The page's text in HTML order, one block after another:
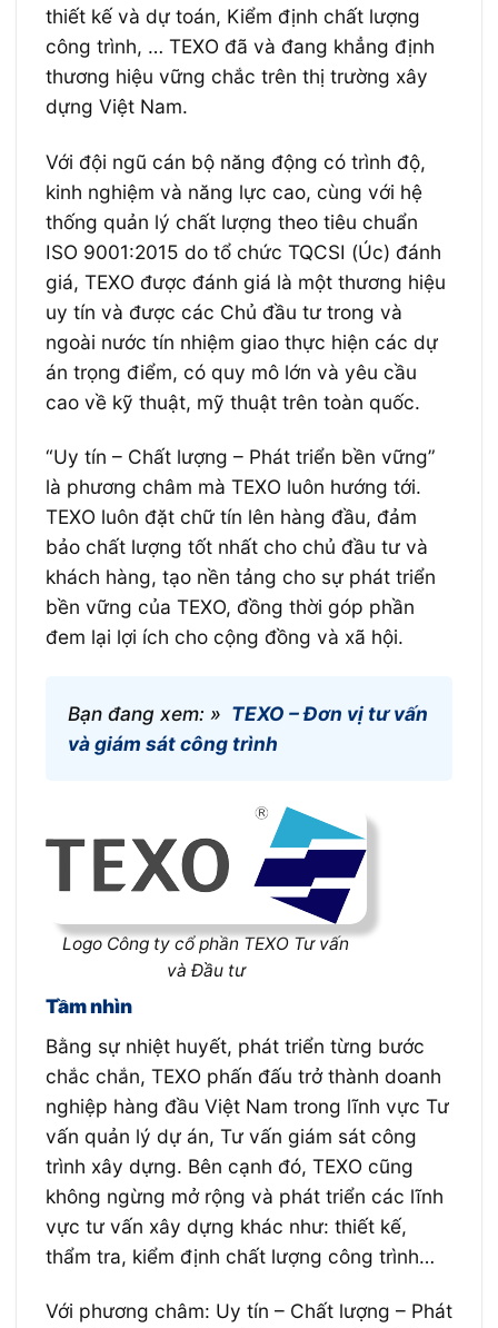
thiết kế và dự toán, Kiểm định chất lượng
công trình, … TEXO đã và đang khẳng định
thương hiệu vững chắc trên thị trường xây
dựng Việt Nam.
Với đội ngũ cán bộ năng động có trình độ,
kinh nghiệm và năng lực cao, cùng với hệ
thống quản lý chất lượng theo tiêu chuẩn
ISO 9001:2015 do tổ chức TQCSI (Úc) đánh
giá, TEXO được đánh giá là một thương hiệu
uy tín và được các Chủ đầu tư trong và
ngoài nước tín nhiệm giao thực hiện các dự
án trọng điểm, có quy mô lớn và yêu cầu
cao về kỹ thuật, mỹ thuật trên toàn quốc.
“Uy tín – Chất lượng – Phát triển bền vững”
là phương châm mà TEXO luôn hướng tới.
TEXO luôn đặt chữ tín lên hàng đầu, đảm
bảo chất lượng tốt nhất cho chủ đầu tư và
khách hàng, tạo nền tảng cho sự phát triển
bền vững của TEXO, đồng thời góp phần
đem lại lợi ích cho cộng đồng và xã hội.
Bạn đang xem: » TEXO – Đơn vị tư vấn
và giám sát công trình
Logo Công ty cổ phần TEXO Tư vấn
và Đầu tư
Tầm nhìn
Bằng sự nhiệt huyết, phát triển từng bước
chắc chắn, TEXO phấn đấu trở thành doanh
nghiệp hàng đầu Việt Nam trong lĩnh vực Tư
vấn quản lý dự án, Tư vấn giám sát công
trình xây dựng. Bên cạnh đó, TEXO cũng
không ngừng mở rộng và phát triển các lĩnh
vực tư vấn xây dựng khác như: thiết kế,
thẩm tra, kiểm định chất lượng công trình…
Với phương châm: Uy tín – Chất lượng – Phát